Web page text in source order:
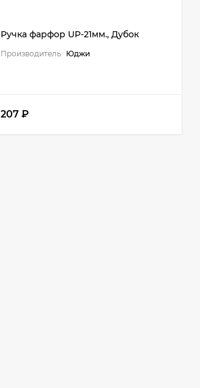
Ручка фарфор UP-21мм., Дубок
Производитель: Юджи
207 ₽